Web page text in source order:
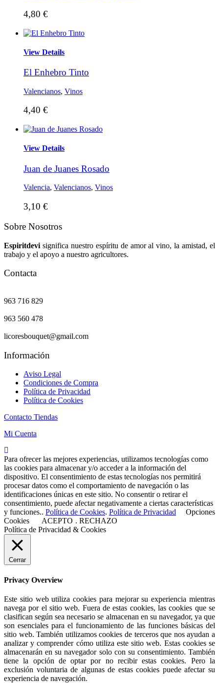
4,80 €
View Details
El Enhebro Tinto
Valencianos, Vinos
4,40 €
View Details
Juan de Juanes Rosado
Valencia, Valencianos, Vinos
3,10 €
Sobre Nosotros
Espiritdevi significa nuestro espíritu de amor al vino, la amistad, el
trabajo y el apoyo a nuestro agricultores.
Contacta
963 716 829
963 560 478
licoresbouquet@gmail.com
Información
Aviso Legal
Condiciones de Compra
Política de Privacidad
Política de Cookies
Contacto Tiendas
Mi Cuenta
Para ofrecer las mejores experiencias, utilizamos tecnologías como
las cookies para almacenar y/o acceder a la información del
dispositivo. El consentimiento de estas tecnologías nos permitirá
procesar datos como el comportamiento de navegación o las
identificaciones únicas en este sitio. No consentir o retirar el
consentimiento, puede afectar negativamente a ciertas características
y funciones.. Política de Cookies. Política de Privacidad
Opciones
Cookies
ACEPTO . RECHAZO
Política de Privacidad & Cookies
Cerrar
Privacy Overview
Este sitio web utiliza cookies para mejorar su experiencia mientras
navega por el sitio web. Fuera de estas cookies, las cookies que se
clasifican según sea necesario se almacenan en su navegador, ya que
son esenciales para el funcionamiento de las funciones básicas del
sitio web. También utilizamos cookies de terceros que nos ayudan a
analizar y comprender cómo utiliza este sitio web. Estas cookies se
almacenarán en su navegador solo con su consentimiento. También
tiene la opción de optar por no recibir estas cookies. Pero la
exclusión voluntaria de algunas de estas cookies puede afectar su
experiencia de navegación.